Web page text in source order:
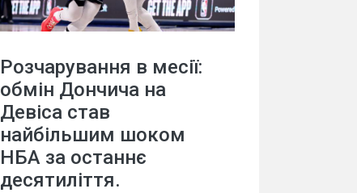
Розчарування в месії:
обмін Дончича на
Девіса став
найбільшим шоком
НБА за останнє
десятиліття.